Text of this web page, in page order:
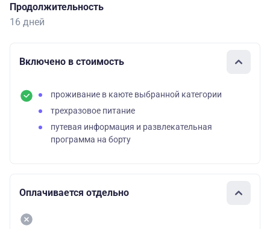
Продолжительность
16 дней
Включено в стоимость
проживание в каюте выбранной категории
трехразовое питание
путевая информация и развлекательная
программа на борту
Оплачивается отдельно